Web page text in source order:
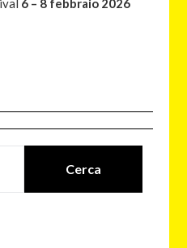
6 – 8 febbraio 2026